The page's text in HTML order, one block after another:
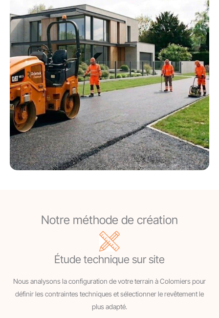
Notre méthode de création
Étude technique sur site
Nous analysons la configuration de votre terrain à Colomiers pour
définir les contraintes techniques et sélectionner le revêtement le
plus adapté.